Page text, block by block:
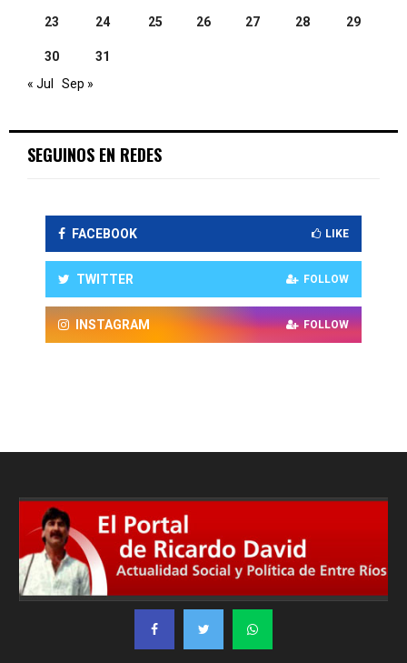
23 24 25 26 27 28 29
30
31
« Jul
Sep »
SEGUINOS EN REDES
FACEBOOK LIKE
TWITTER FOLLOW
INSTAGRAM FOLLOW